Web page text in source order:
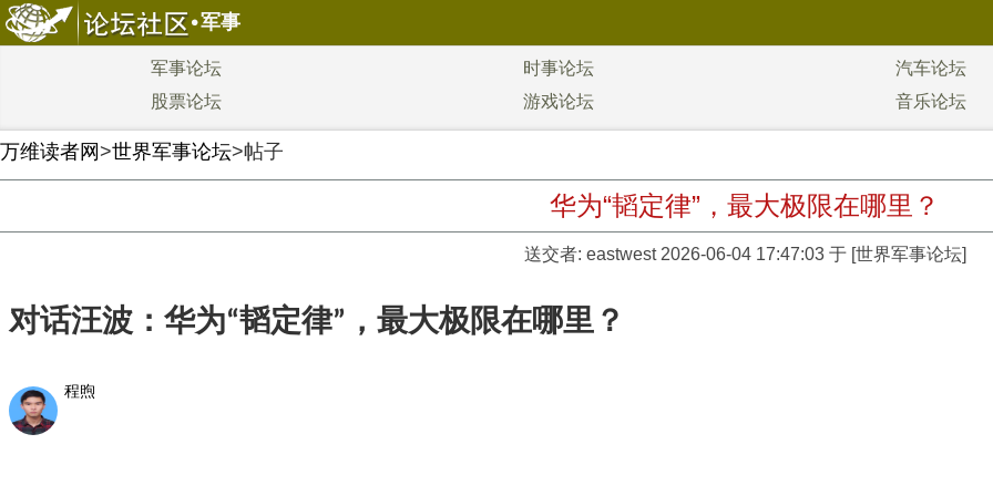
军事
军事论坛 时事论坛
汽车论坛
股票论坛
游戏论坛 音乐论坛
万维读者网 >世界军事论坛>帖子
华为“韬定律”，最大极限在哪里？
送交者: eastwest2026-06-04 17:47:03 于 [世界军事论坛]
对话汪波：华为“韬定律”，最大极限在哪里？
程煦